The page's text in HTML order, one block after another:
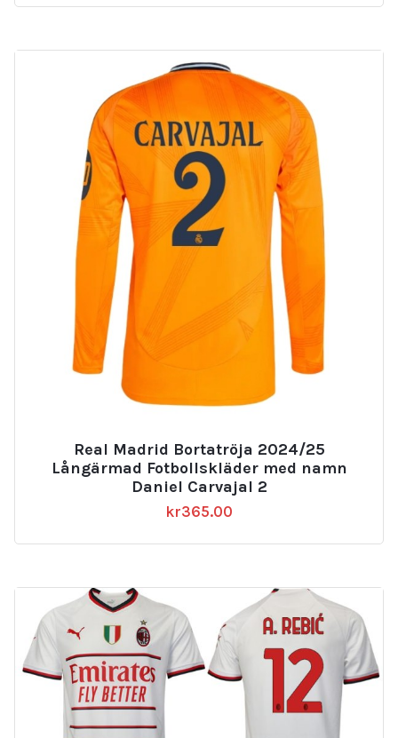
Real Madrid Bortatröja 2024/25
Långärmad Fotbollskläder med namn
Daniel Carvajal 2
kr365.00